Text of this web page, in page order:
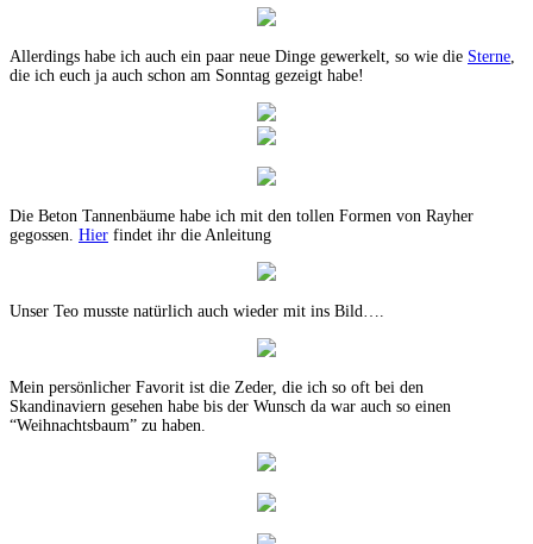
Allerdings habe ich auch ein paar neue Dinge gewerkelt, so wie die Sterne
die ich euch ja auch schon am Sonntag gezeigt habe!
Die Beton Tannenbäume habe ich mit den tollen Formen von Rayher
gegossen. Hier findet ihr die Anleitung
Unser Teo musste natürlich auch wieder mit ins Bild….
Mein persönlicher Favorit ist die Zeder, die ich so oft bei den
Skandinaviern gesehen habe bis der Wunsch da war auch so einen
“Weihnachtsbaum” zu haben.